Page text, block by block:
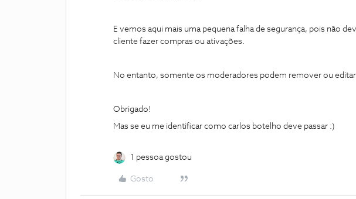
E vemos aqui mais uma pequena falha de segurança, pois não
cliente fazer compras ou ativações.
No entanto, somente os moderadores podem remover ou
Obrigado!
Mas se eu me identificar como carlos botelho deve passar :)
1 pessoa gostou
Gosto